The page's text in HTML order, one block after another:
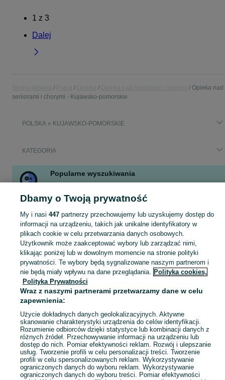
1 z 3
Dalej
Opieka nad
seniorami i chorymi - Kujawsko-pomorskie
POLSKA » KUJAWSKO-POMORSKIE
KATEGORIA
Popularne wyszukiwania
Skorzystaj z największego serwisu ogłoszeniowego - Kujawsko-pomorskie i okolice! - kupuj lub sprzedawaj jeszcze wygodniej w kategorii Opieka nad seniorami i chorymi! Zobacz
Mapa kategorii
Mapa miejscowości
Mapa ministron
Popularne wyszukiwania
Dbamy o Twoją prywatność
My i nasi 447partnerzy przechowujemy lub uzyskujemy dostęp do
informacji na urządzeniu, takich jak unikalne identyfikatory w
plikach cookie w celu przetwarzania danych osobowych.
Użytkownik może zaakceptować wybory lub zarządzać nimi,
klikając poniżej lub w dowolnym momencie na stronie polityki
prywatności. Te wybory będą sygnalizowane naszym partnerom i
nie będą miały wpływu na dane przeglądania. Polityka cookies,
Polityka Prywatności
Wraz z naszymi partnerami przetwarzamy dane w celu
zapewnienia:
Użycie dokładnych danych geolokalizacyjnych. Aktywne
skanowanie charakterystyki urządzenia do celów identyfikacji.
Rozumienie odbiorców dzięki statystyce lub kombinacji danych z
różnych źródeł. Przechowywanie informacji na urządzeniu lub
dostęp do nich. Pomiar efektywności reklam. Rozwój i ulepszanie
usług. Tworzenie profili w celu personalizacji treści. Tworzenie
profili w celu spersonalizowanych reklam. Wykorzystywanie
ograniczonych danych do wyboru reklam. Wykorzystywanie
ograniczonych danych do wyboru treści. Pomiar efektywności